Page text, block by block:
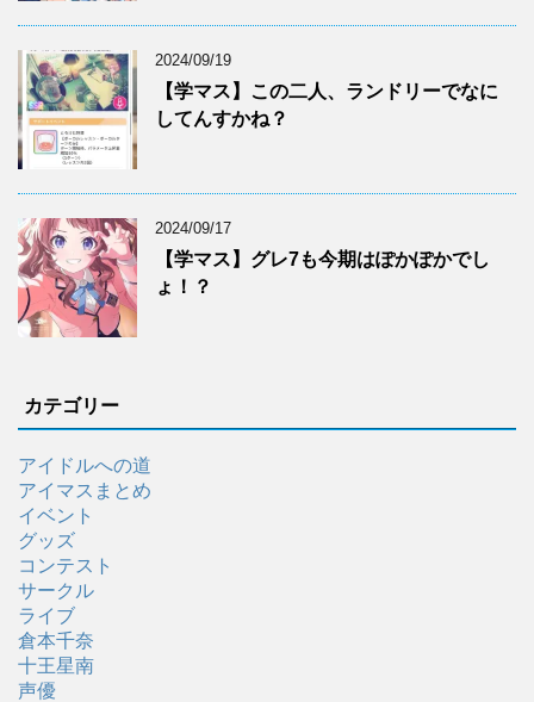
2024/09/19
【学マス】この二人、ランドリーでなに
してんすかね？
2024/09/17
【学マス】グレ7も今期はぽかぽかでし
ょ！？
カテゴリー
アイドルへの道
アイマスまとめ
イベント
グッズ
コンテスト
サークル
ライブ
倉本千奈
十王星南
声優